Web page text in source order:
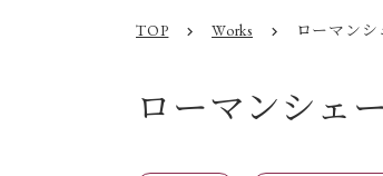
TOP chevron_right Works chevron_right ローマン
ローマンシェ